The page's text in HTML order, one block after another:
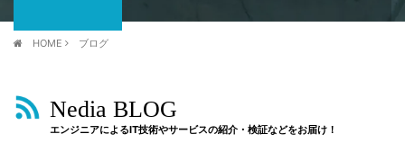
HOME ブログ
Nedia BLOG
エンジニアによるIT技術やサービスの紹介・検証などをお届け！